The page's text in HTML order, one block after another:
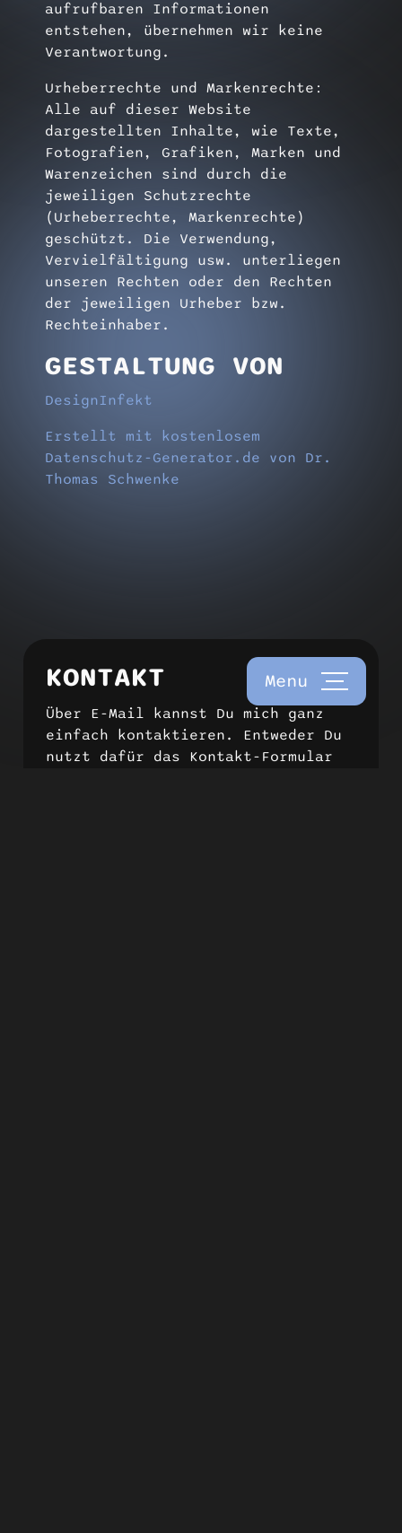
Menu
aufrufbaren Informationen
entstehen, übernehmen wir keine
Verantwortung.
Urheberrechte und Markenrechte:
Alle auf dieser Website
dargestellten Inhalte, wie Texte,
Fotografien, Grafiken, Marken und
Warenzeichen sind durch die
jeweiligen Schutzrechte
(Urheberrechte, Markenrechte)
geschützt. Die Verwendung,
Vervielfältigung usw. unterliegen
unseren Rechten oder den Rechten
der jeweiligen Urheber bzw.
Rechteinhaber.
GESTALTUNG VON
DesignInfekt
Erstellt mit kostenlosem
Datenschutz-Generator.de von Dr.
Thomas Schwenke
KONTAKT
Über E-Mail kannst Du mich ganz
einfach kontaktieren. Entweder Du
nutzt dafür das Kontakt-Formular